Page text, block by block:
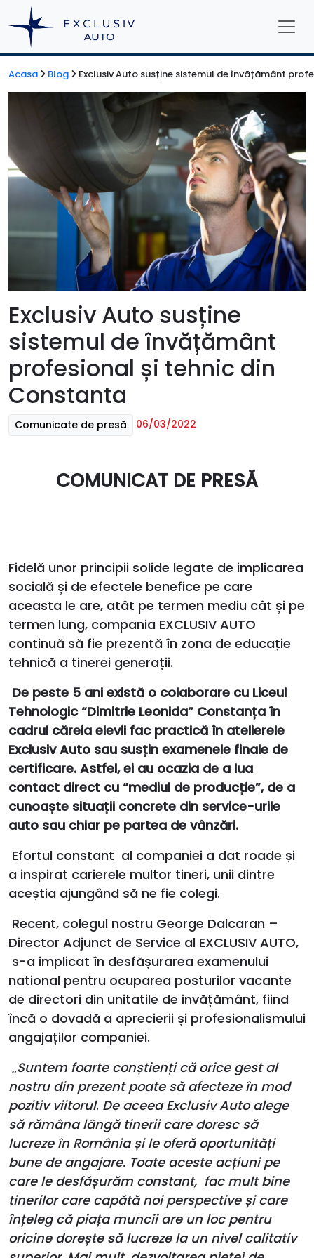
Acasa Blog Exclusiv Auto susține sistemul de învățământ
Exclusiv Auto susține
sistemul de învățământ
profesional și tehnic din
Constanta
Comunicate de presă 06/03/2022
COMUNICAT DE PRESĂ
Fidelă unor principii solide legate de implicarea
socială și de efectele benefice pe care
aceasta le are, atât pe termen mediu cât și pe
termen lung, compania EXCLUSIV AUTO
continuă să fie prezentă în zona de educație
tehnică a tinerei generații.
De peste 5 ani există o colaborare cu Liceul
Tehnologic “Dimitrie Leonida” Constanța în
cadrul căreia elevii fac practică în atelierele
Exclusiv Auto sau susțin examenele finale de
certificare. Astfel, ei au ocazia de a lua
contact direct cu “mediul de producție”, de a
cunoaște situații concrete din service-urile
auto sau chiar pe partea de vânzări.
Efortul constant al companiei a dat roade și
a inspirat carierele multor tineri, unii dintre
aceștia ajungând să ne fie colegi.
Recent, colegul nostru George Dalcaran –
Director Adjunct de Service al EXCLUSIV AUTO,
s-a implicat în desfășurarea examenului
national pentru ocuparea posturilor vacante
de directori din unitatile de invățământ, fiind
încă o dovadă a aprecierii și profesionalismului
angajaților companiei.
„Suntem foarte conștienți că orice gest al
nostru din prezent poate să afecteze în mod
pozitiv viitorul. De aceea Exclusiv Auto alege
să rămâna lângă tinerii care doresc să
lucreze în România și le oferă oportunități
bune de angajare. Toate aceste acțiuni pe
care le desfășurăm constant, fac mult bine
tinerilor care capătă noi perspective și care
înțeleg că piața muncii are un loc pentru
oricine dorește să lucreze la un nivel calitativ